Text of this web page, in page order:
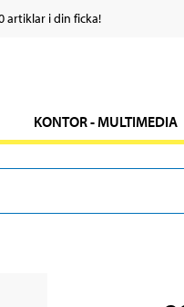
artiklar i din ficka!
KONTOR - MULTIMEDIA